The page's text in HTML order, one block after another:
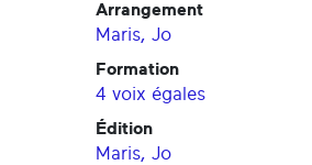
Arrangement
Maris, Jo
Formation
4 voix égales
Édition
Maris, Jo